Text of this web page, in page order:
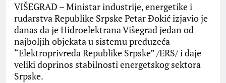
VIŠEGRAD – Ministar industrije, energetike i
rudarstva Republike Srpske Petar Đokić izjavio je
danas da je Hidroelektrana Višegrad jedan od
najboljih objekata u sistemu preduzeća
“Elektroprivreda Republike Srpske” /ERS/ i daje
veliki doprinos stabilnosti energetskog sektora
Srpske.